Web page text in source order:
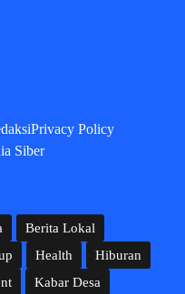
Privacy Policy
Siber
Berita Lokal
Health
Hiburan
Kabar Desa